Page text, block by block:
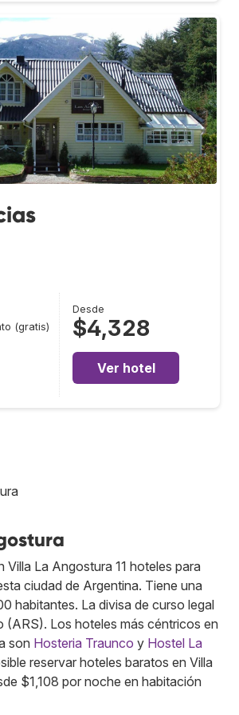
(gratis)
Desde
$4,328
Ver hotel
Villa La Angostura 11 hoteles para
ciudad de Argentina. Tiene una
habitantes. La divisa de curso legal
(ARS). Los hoteles más céntricos en
son Hosteria Traunco y Hostel La
reservar hoteles baratos en Villa
$1,108 por noche en habitación